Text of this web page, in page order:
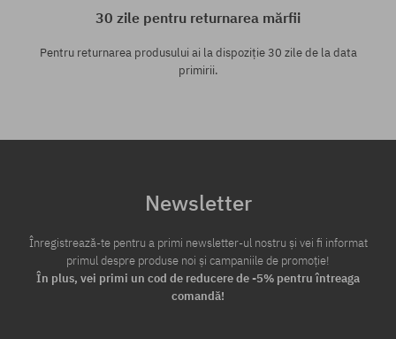
30 zile pentru returnarea mărfii
Pentru returnarea produsului ai la dispoziție 30 zile de la data
primirii.
Newsletter
Înregistrează-te pentru a primi newsletter-ul nostru și vei fi informat
primul despre produse noi și campaniile de promoție!
În plus, vei primi un cod de reducere de -5% pentru întreaga
comandă!